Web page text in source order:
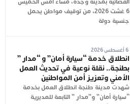
6 غشت 2026، من توقيف مواطن يحمل
جنسية دولة
6 أغسطس 2026
انطلاق خدمة “سيارة أمان” و “مدار ”
بطنجة.. نقلة نوعية في تحديث العمل
الأمني وتعزيز أمن المواطنين
شهدت مدينة طنجة انطلاق العمل بخدمة
“سيارة أمان” و”مدار ” التابعة للمديرية